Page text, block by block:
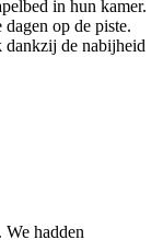
in hun kamer.
op de piste.
dankzij de nabijheid
We hadden